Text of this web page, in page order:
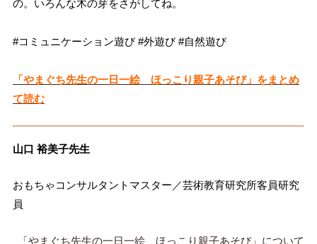
の。いろんな木の芽をさがしてね。
#コミュニケーション遊び #外遊び #自然遊び
「やまぐち先生の一日一絵 ほっこり親子あそび」をまとめ
て読む
山口 裕美子先生
おもちゃコンサルタントマスター／芸術教育研究所客員研究
員
「やまぐち先生の一日一絵 ほっこり親子あそび」について